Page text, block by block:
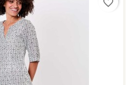
favorite_border